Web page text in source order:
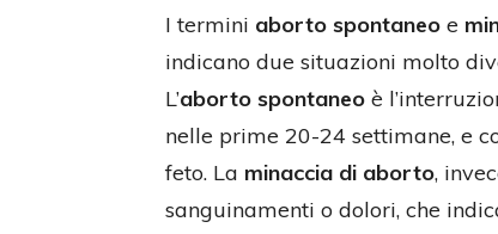
I termini aborto spontaneo e
indicano due situazioni molto
L’aborto spontaneo è
nelle prime 20-24 settimane, e
feto. La minaccia di aborto,
sanguinamenti o dolori, che